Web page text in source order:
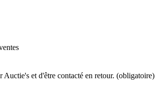
Auctie's et d'être contacté en retour. (obligatoire)